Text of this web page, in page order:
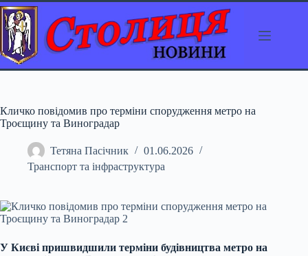
Перейти
до
вмісту
Кличко повідомив про терміни спорудження метро на
Троєщину та Виноградар
Тетяна Пасічник
01.06.2026
Транспорт та інфраструктура
У Києві пришвидшили терміни будівництва метро на